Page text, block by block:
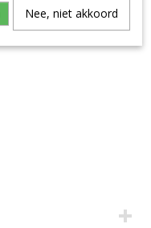
Nee, niet akkoord